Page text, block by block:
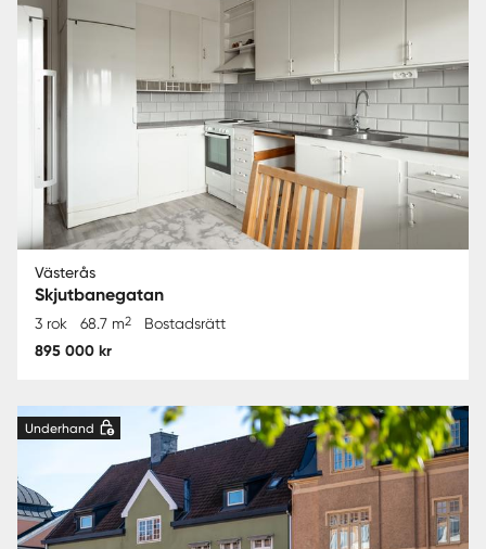
Västerås
Skjutbanegatan
3 rok 68.7 m2 Bostadsrätt
895 000 kr
Underhand